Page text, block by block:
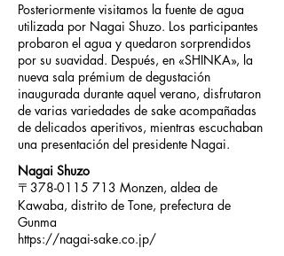
Posteriormente visitamos la fuente de agua
utilizada por Nagai Shuzo. Los participantes
probaron el agua y quedaron sorprendidos
por su suavidad. Después, en «SHINKA», la
nueva sala prémium de degustación
inaugurada durante aquel verano, disfrutaron
de varias variedades de sake acompañadas
de delicados aperitivos, mientras escuchaban
una presentación del presidente Nagai.
Nagai Shuzo
〒378-0115 713 Monzen, aldea de
Kawaba, distrito de Tone, prefectura de
Gunma
https://nagai-sake.co.jp/